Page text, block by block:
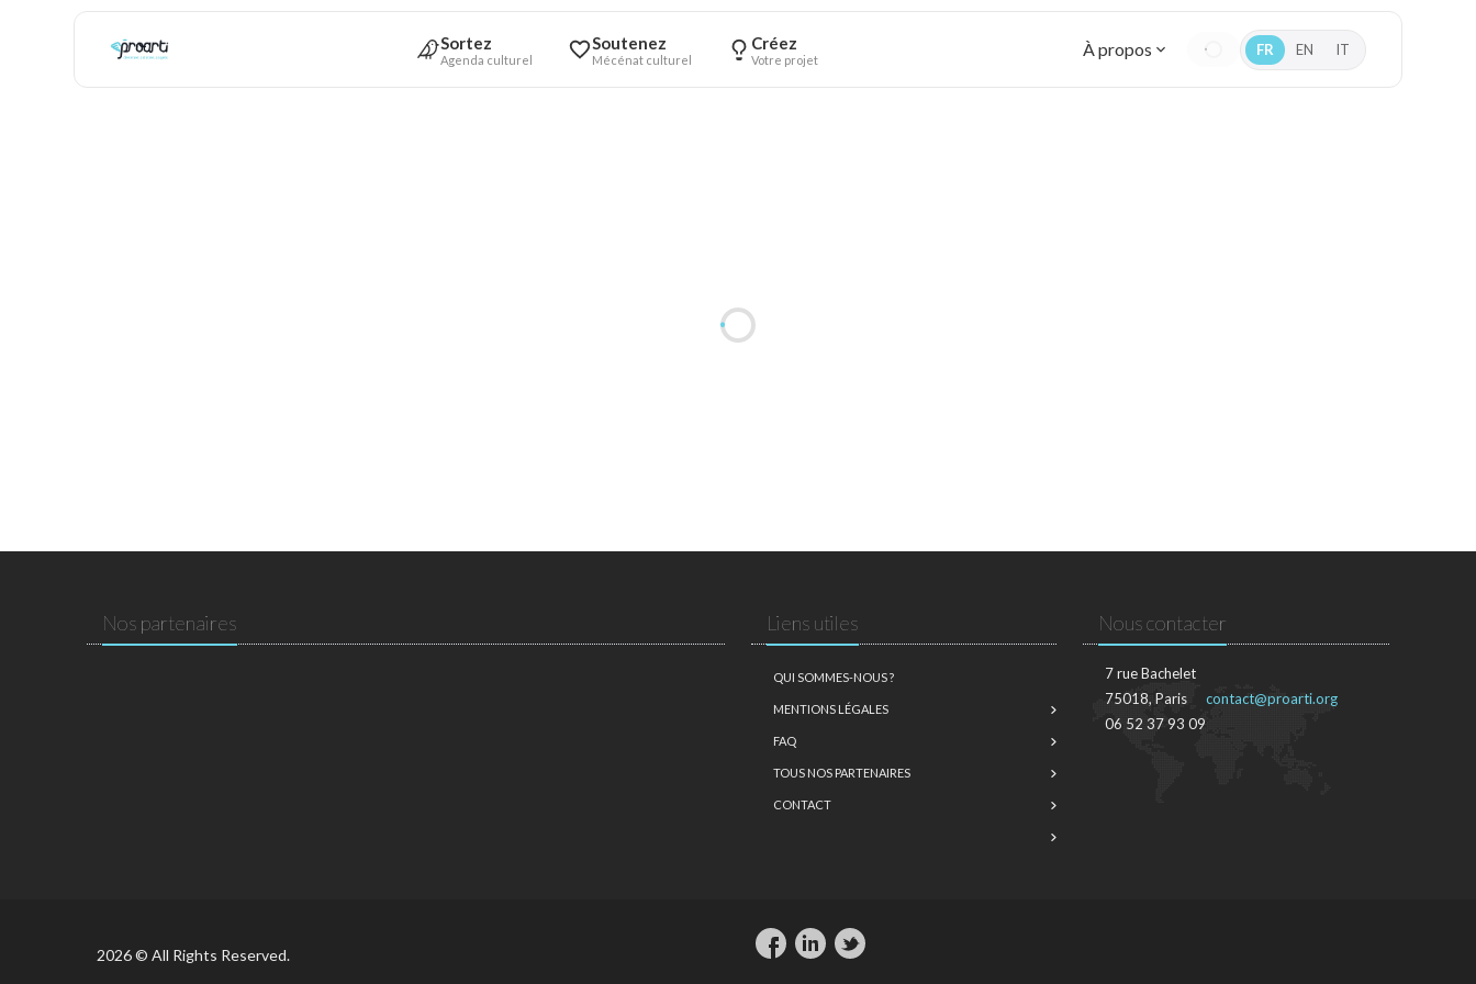
Sortez
Agenda culturel
Soutenez
Mécénat culturel
Créez
Votre projet À propos FR EN IT
Nos partenaires Liens utiles
QUI SOMMES-NOUS ?
MENTIONS LÉGALES
FAQ
TOUS NOS PARTENAIRES
CONTACT
Nous contacter
7 rue Bachelet
75018, Paris
06 52 37 93 09
contact@proarti.org
2026 © All Rights Reserved.